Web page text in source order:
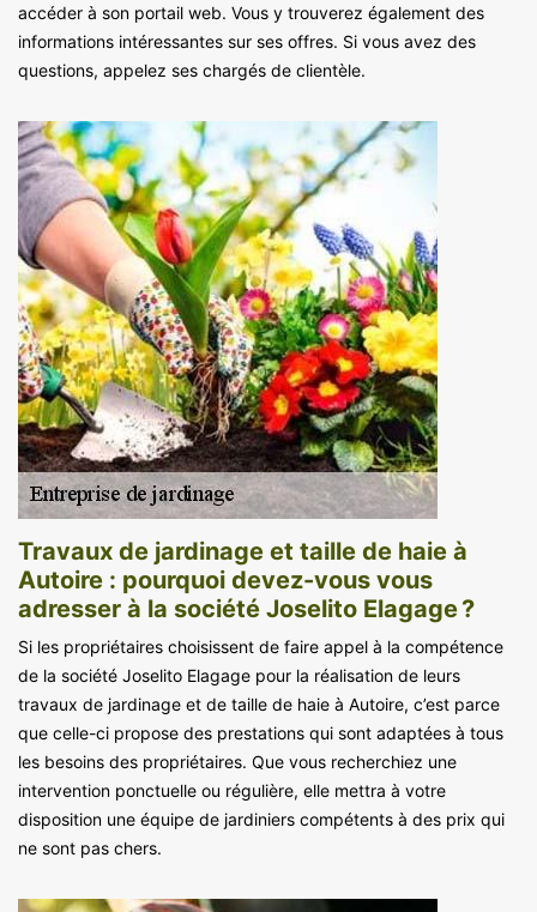
accéder à son portail web. Vous y trouverez également des
informations intéressantes sur ses offres. Si vous avez des
questions, appelez ses chargés de clientèle.
Travaux de jardinage et taille de haie à
Autoire : pourquoi devez-vous vous
adresser à la société Joselito Elagage ?
Si les propriétaires choisissent de faire appel à la compétence
de la société Joselito Elagage pour la réalisation de leurs
travaux de jardinage et de taille de haie à Autoire, c’est parce
que celle-ci propose des prestations qui sont adaptées à tous
les besoins des propriétaires. Que vous recherchiez une
intervention ponctuelle ou régulière, elle mettra à votre
disposition une équipe de jardiniers compétents à des prix qui
ne sont pas chers.